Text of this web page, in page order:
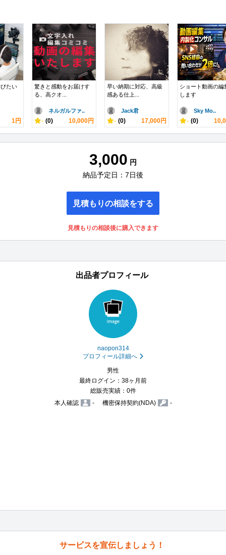
たい
1円
驚きと感動をお届けす
る、高クオ...
ネルガルファ..
- (0) 10,000円
早い納期に対応、高級
感ある仕上...
Jack君
- (0) 17,000円
ショート動画の編
します
Sky Mo..
- (0)
3,000 円
納品予定日：7日後
見積もりの相談をする
見積もりの相談後に購入できます
出品者プロフィール
naopon314
プロフィール詳細へ
男性
最終ログイン：38ヶ月前
総販売実績：0件
本人確認
- 機密保持契約(NDA) -
サービスを宣伝しましょう！